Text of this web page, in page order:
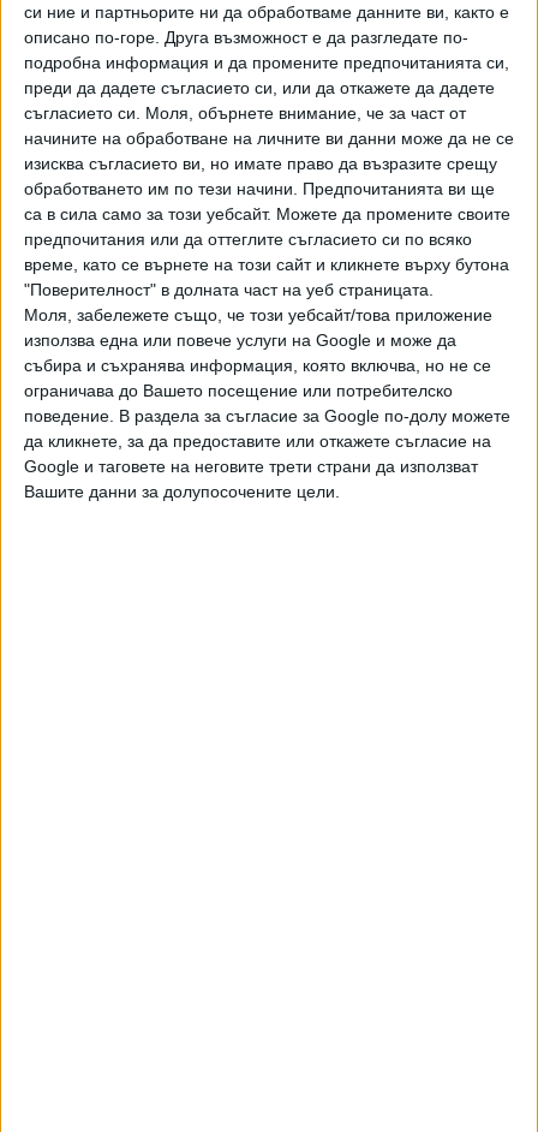
си ние и партньорите ни да обработваме данните ви, както е
описано по-горе. Друга възможност е да разгледате по-
подробна информация и да промените предпочитанията си,
преди да дадете съгласието си, или да откажете да дадете
съгласието си.
Моля, обърнете внимание, че за част от
начините на обработване на личните ви данни може да не се
изисква съгласието ви, но имате право да възразите срещу
обработването им по тези начини. Предпочитанията ви ще
са в сила само за този уебсайт. Можете да промените своите
предпочитания или да оттеглите съгласието си по всяко
време, като се върнете на този сайт и кликнете върху бутона
"Поверителност" в долната част на уеб страницата.
Моля, забележете също, че този уебсайт/това приложение
използва една или повече услуги на Google и може да
събира и съхранява информация, която включва, но не се
ограничава до Вашето посещение или потребителско
поведение. В раздела за съгласие за Google по-долу можете
да кликнете, за да предоставите или откажете съгласие на
Google и таговете на неговите трети страни да използват
Вашите данни за долупосочените цели.
приемането на последните промени относно
застрояванията на територията на Столична община.
"Повече такива сгради няма да се строят. Това е
последният такъв случай'', заяви той.
Здравков говори и за ремонта на столичната улица "Граф
Игнатиев".
"Желанието на всички бе да се приключи ремонтът на
улицата в срок, защото ремонтните дейности
затрудняваха и търговците, които плащат високи наеми
в тази част на града. Иначе строителите ще имат своята
мобилизация и имам уверението, че ще оправят всички
дребни детайли, така че предстои доста работа'',
коментира той.
"Проблемите на "Графа'' тръгват още от самото
проектиране. Може би в следващите проекти трябва да